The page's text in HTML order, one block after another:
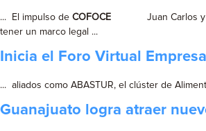
... El impulso de COFOCE Juan Carlos y
tener un marco legal ...
Inicia el Foro Virtual
... aliados como ABASTUR, el clúster de
Guanajuato logra atraer